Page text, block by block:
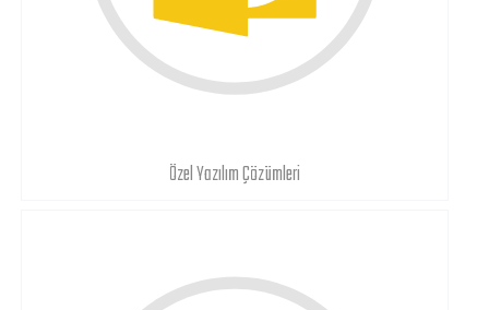
Özel Yazılım Çözümleri